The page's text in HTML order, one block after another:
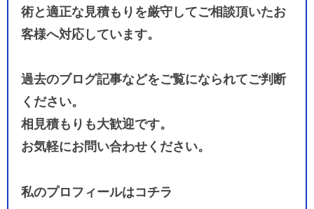
術と適正な見積もりを厳守してご相談頂いたお
客様へ対応しています。
過去のブログ記事などをご覧になられてご判断
ください。
相見積もりも大歓迎です。
お気軽にお問い合わせください。
私のプロフィールはコチラ